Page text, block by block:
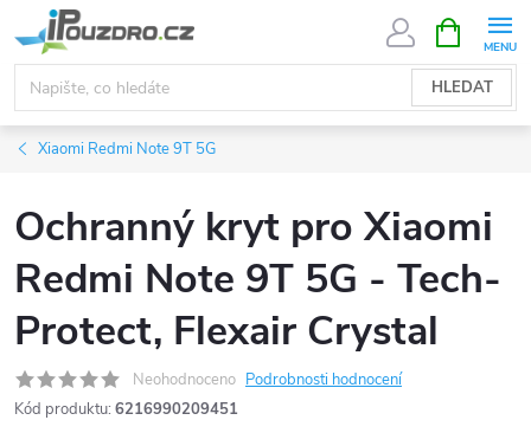
na
obsah
HLEDAT
NÁKUPNÍ
KOŠÍK
Xiaomi Redmi Note 9T 5G
Ochranný kryt pro Xiaomi
Redmi Note 9T 5G - Tech-
Protect, Flexair Crystal
Neohodnoceno Podrobnosti hodnocení
Kód produktu: 6216990209451